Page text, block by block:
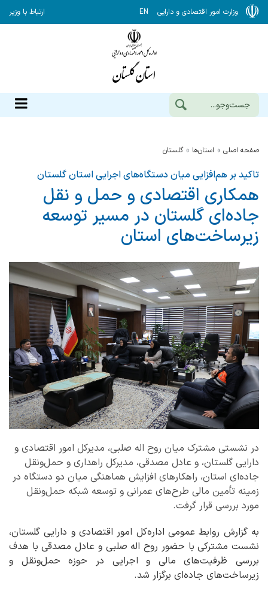
وزارت امور اقتصادی و دارایی EN ارتباط با وزیر
صفحه اصلی استان‌ها گلستان
تاکید بر هم‌افزایی میان دستگاه‌های اجرایی استان گلستان
همکاری اقتصادی و حمل‌ و نقل
جاده‌ای گلستان در مسیر توسعه
زیرساخت‌های استان
در نشستی مشترک میان روح اله صلبی، مدیرکل امور اقتصادی و
دارایی گلستان، و عادل مصدقی، مدیرکل راهداری و حمل‌ونقل
جاده‌ای استان، راهکارهای افزایش هماهنگی میان دو دستگاه در
زمینه تأمین مالی طرح‌های عمرانی و توسعه شبکه حمل‌ونقل
مورد بررسی قرار گرفت.
به گزارش روابط عمومی اداره‌کل امور اقتصادی و دارایی گلستان،
نشست مشترکی با حضور روح اله صلبی و عادل مصدقی با هدف
بررسی ظرفیت‌های مالی و اجرایی در حوزه حمل‌ونقل و
زیرساخت‌های جاده‌ای برگزار شد.